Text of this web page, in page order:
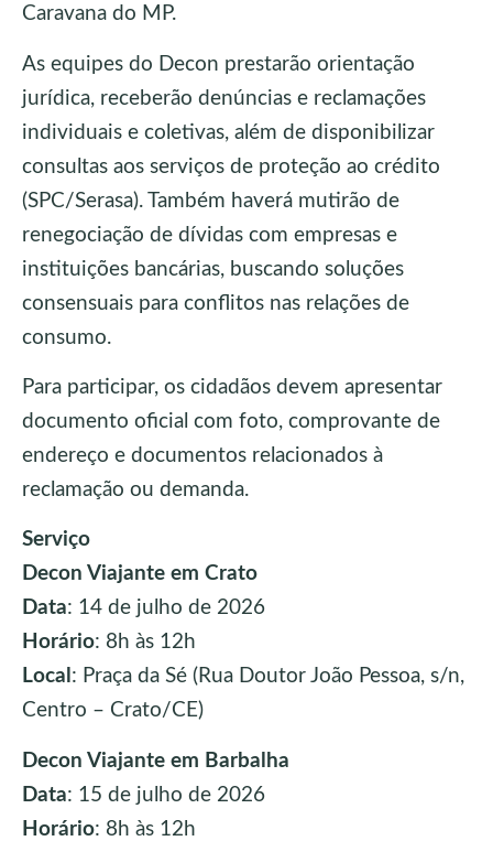
Caravana do MP.
As equipes do Decon prestarão orientação
jurídica, receberão denúncias e reclamações
individuais e coletivas, além de disponibilizar
consultas aos serviços de proteção ao crédito
(SPC/Serasa). Também haverá mutirão de
renegociação de dívidas com empresas e
instituições bancárias, buscando soluções
consensuais para conflitos nas relações de
consumo.
Para participar, os cidadãos devem apresentar
documento oficial com foto, comprovante de
endereço e documentos relacionados à
reclamação ou demanda.
Serviço
Decon Viajante em Crato
Data: 14 de julho de 2026
Horário: 8h às 12h
Local : Praça da Sé (Rua Doutor João Pessoa, s/n,
Centro – Crato/CE)
Decon Viajante em Barbalha
Data: 15 de julho de 2026
Horário: 8h às 12h